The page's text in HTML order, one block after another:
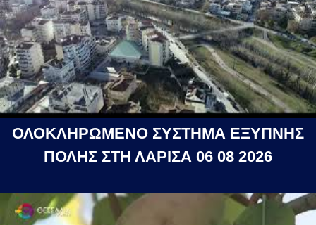
ΟΛΟΚΛΗΡΩΜΕΝΟ ΣΥΣΤΗΜΑ ΕΞΥΠΝΗΣ
ΠΟΛΗΣ ΣΤΗ ΛΑΡΙΣΑ 06 08 2026